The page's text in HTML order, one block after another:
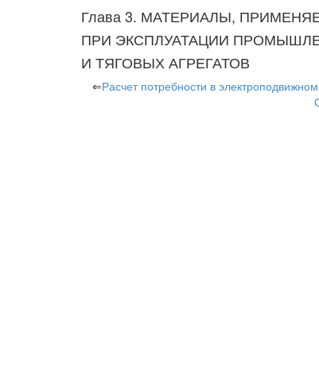
Глава 3. МАТЕРИАЛЫ,
ПРИ ЭКСПЛУАТАЦИИ
И ТЯГОВЫХ АГРЕГАТОВ
⇐Расчет потребности в